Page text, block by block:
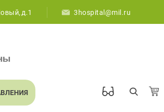
д.1 3hospital@mil.ru